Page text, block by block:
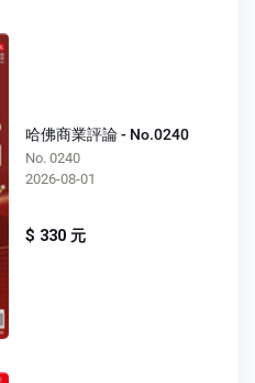
哈佛商業評論 - No.0240
No. 0240
2026-08-01
$ 330 元